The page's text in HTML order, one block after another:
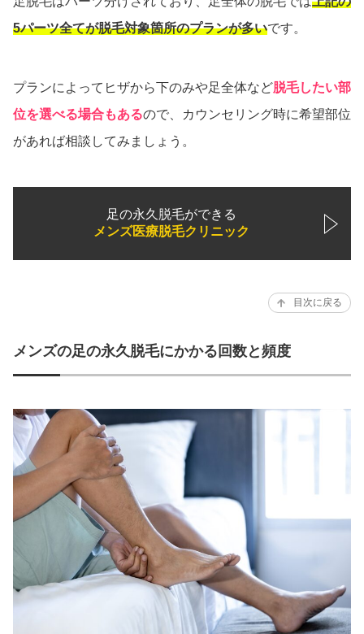
5パーツ全てが脱毛対象箇所のプランが多いです。
プランによってヒザから下のみや足全体など脱毛したい部
位を選べる場合もあるので、カウンセリング時に希望部位
があれば相談してみましょう。
足の永久脱毛ができる
メンズ医療脱毛クリニック
目次に戻る
メンズの足の永久脱毛にかかる回数と頻度